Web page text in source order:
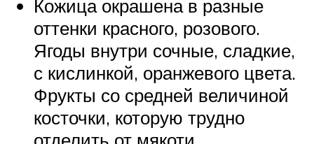
Кожица окрашена в разные
оттенки красного, розового.
Ягоды внутри сочные, сладкие,
с кислинкой, оранжевого цвета.
Фрукты со средней величиной
косточки, которую трудно
отделить от мякоти.